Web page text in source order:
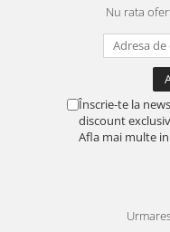
Nu rata
Înscrie-te la
discount
Afla mai multe in